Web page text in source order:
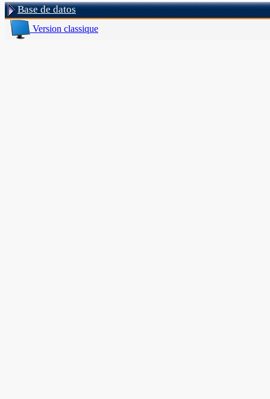
Base de datos
Version classique